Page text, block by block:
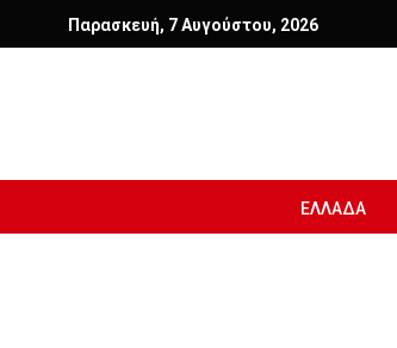
Παρασκευή, 7 Αυγούστου, 2026
ΕΛΛΑΔΑ